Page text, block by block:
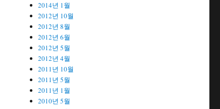
2014년 1월
2012년 10월
2012년 8월
2012년 6월
2012년 5월
2012년 4월
2011년 10월
2011년 5월
2011년 1월
2010년 5월